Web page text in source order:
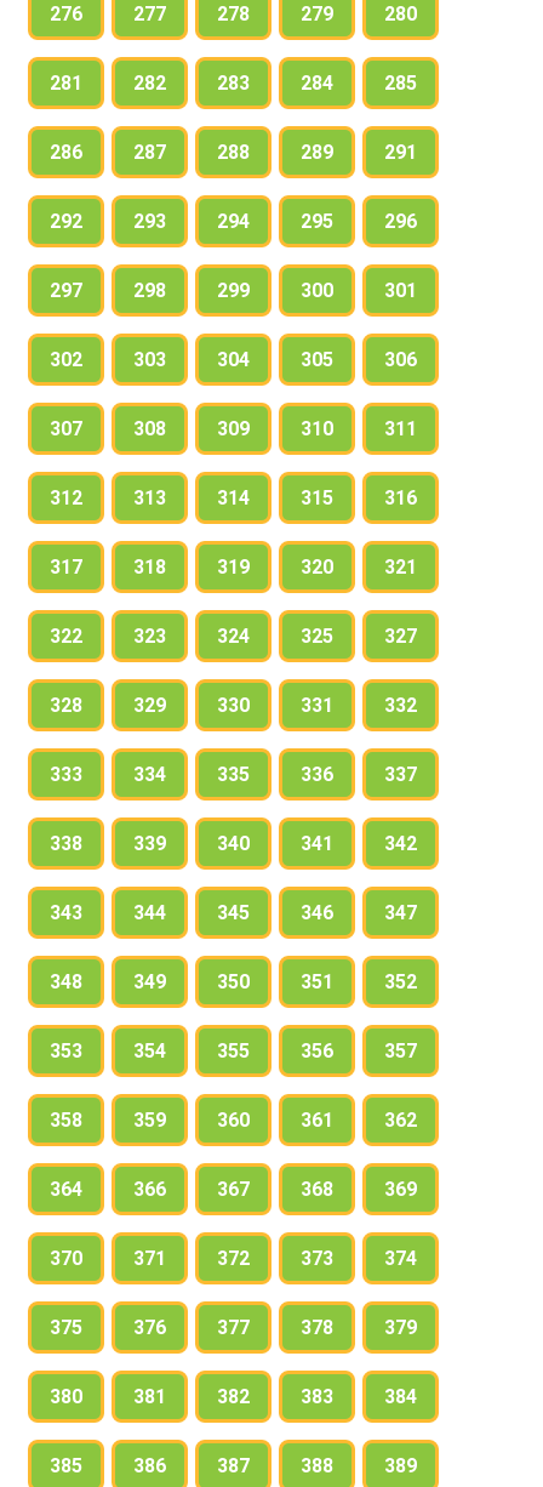
276 277 278 279 280
281 282 283 284 285
286 287 288 289 291
292 293 294 295 296
297 298 299 300 301
302 303 304 305 306
307 308 309 310 311
312 313 314 315 316
317 318 319 320 321
322 323 324 325 327
328 329 330 331 332
333 334 335 336 337
338 339 340 341 342
343 344 345 346 347
348 349 350 351 352
353 354 355 356 357
358 359 360 361 362
364 366 367 368 369
370 371 372 373 374
375 376 377 378 379
380 381 382 383 384
385 386 387 388 389